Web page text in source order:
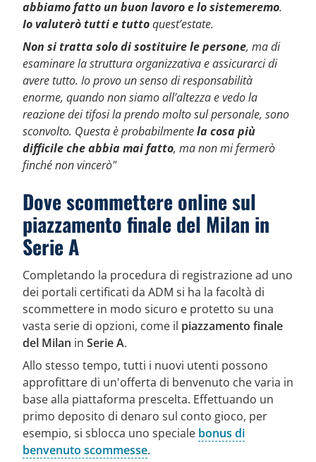
abbiamo fatto un buon lavoro e lo sistemeremo.
Io valuterò tutti e tuttoquest’estate.
Non si tratta solo di sostituire le persone, ma di
esaminare la struttura organizzativa e assicurarci di
avere tutto. Io provo un senso di responsabilità
enorme, quando non siamo all’altezza e vedo la
reazione dei tifosi la prendo molto sul personale, sono
sconvolto. Questa è probabilmentela cosa più
difficile che abbia mai fatto, ma non mi fermerò
finché non vincerò"
Dove scommettere online sul
piazzamento finale del Milan in
Serie A
Completando la procedura di registrazione ad uno
dei portali certificati da ADM si ha la facoltà di
scommettere in modo sicuro e protetto su una
vasta serie di opzioni, come il piazzamento finale
del Milan in Serie A.
Allo stesso tempo, tutti i nuovi utenti possono
approfittare di un'offerta di benvenuto che varia in
base alla piattaforma prescelta. Effettuando un
primo deposito di denaro sul conto gioco, per
esempio, si sblocca uno speciale bonus di
benvenuto scommesse.